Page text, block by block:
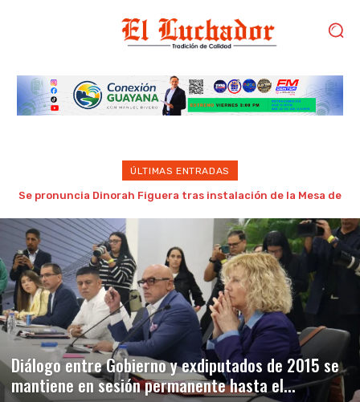
ÚLTIMAS ENTRADAS
Gobierno de Trump considera como “una oportunidad única”
Diálogo entre Gobierno y exdiputados de 2015 se
mantiene en sesión permanente hasta el...